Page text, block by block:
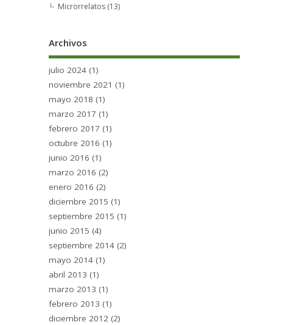
Microrrelatos (13)
Archivos
julio 2024 (1)
noviembre 2021 (1)
mayo 2018 (1)
marzo 2017 (1)
febrero 2017 (1)
octubre 2016 (1)
junio 2016 (1)
marzo 2016 (2)
enero 2016 (2)
diciembre 2015 (1)
septiembre 2015 (1)
junio 2015 (4)
septiembre 2014 (2)
mayo 2014 (1)
abril 2013 (1)
marzo 2013 (1)
febrero 2013 (1)
diciembre 2012 (2)